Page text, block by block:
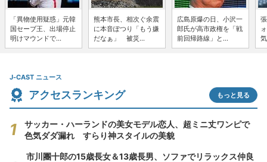
「異物使用疑惑」元韓
国セーブ王、出場停止
明けマウンドで...
熊本市長、相次ぐ余震
に本音ぽつり「もう嫌
だなぁ」 被災...
広島原爆の日、小沢一
郎氏が高市政権を「戦
前回帰路線」と...
J-CAST ニュース
アクセスランキング もっと見る
サッカー・ハーランドの美女モデル恋人、超ミニ丈ワンピで
色気ダダ漏れ すらり神スタイルの美貌
市川團十郎の15歳長女＆13歳長男、ソファでリラックス仲良